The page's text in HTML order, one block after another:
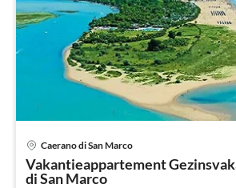
Caerano di San Marco
Vakantieappartement
di San Marco